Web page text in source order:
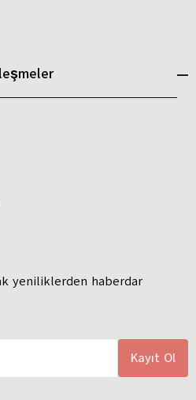
yeniliklerden haberdar
Kayıt Ol